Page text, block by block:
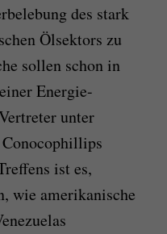
des stark
Ölsektors zu
sollen schon in
Energie-
unter
ist es,
wie amerikanische